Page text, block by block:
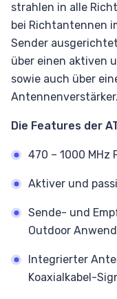
strahlen in alle
bei Richtantennen
Sender
über einen aktiven
sowie auch über
Antennenverstärker.
Die Features der
470 – 1000 MHz
Aktiver und
Sende- und
Outdoor
Integrierter
Koaxialkabel-